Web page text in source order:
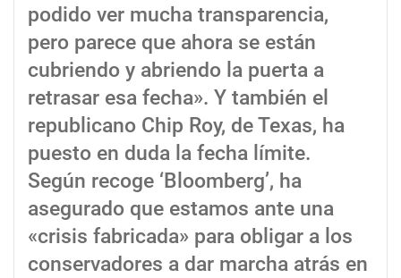
podido ver mucha transparencia,
pero parece que ahora se están
cubriendo y abriendo la puerta a
retrasar esa fecha». Y también el
republicano Chip Roy, de Texas, ha
puesto en duda la fecha límite.
Según recoge ‘Bloomberg’, ha
asegurado que estamos ante una
«crisis fabricada» para obligar a los
conservadores a dar marcha atrás en